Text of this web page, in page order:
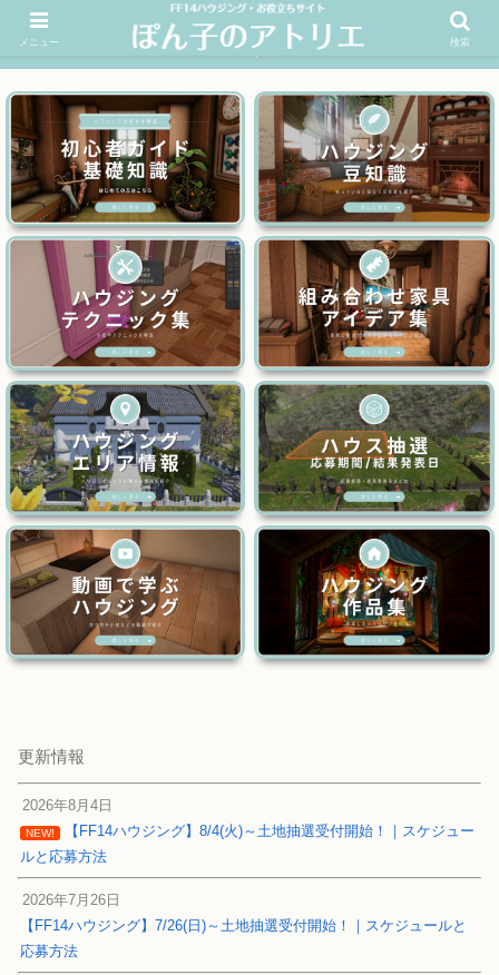
FF14ハウジングお役立ちサイト│ぽん子のアトリエを応援 >>
更新情報
2026年8月4日
NEW!
【FF14ハウジング】8/4(火)～土地抽選受付開始！｜スケジュー
ルと応募方法
2026年7月26日
【FF14ハウジング】7/26(日)～土地抽選受付開始！｜スケジュールと
応募方法
メニュー 検索